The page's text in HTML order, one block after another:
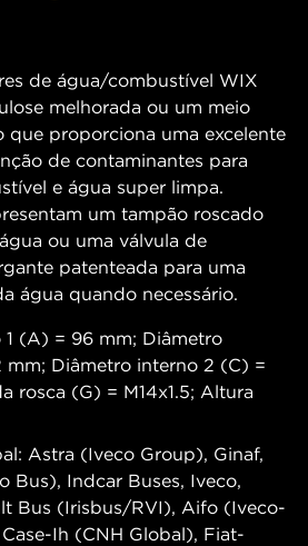
de água/combustível WIX
melhorada ou um meio
que proporciona uma excelente
de contaminantes para
e água super limpa.
um tampão roscado
ou uma válvula de
patenteada para uma
água quando necessário.
(A) = 96 mm; Diâmetro
mm; Diâmetro interno 2 (C) =
rosca (G) = M14x1.5; Altura
Astra (Iveco Group), Ginaf,
Bus), Indcar Buses, Iveco,
Bus (Irisbus/RVI), Aifo (Iveco-
Ih (CNH Global), Fiat-